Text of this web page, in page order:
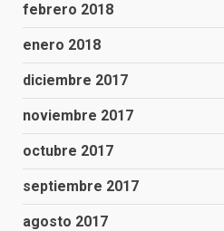
febrero 2018
enero 2018
diciembre 2017
noviembre 2017
octubre 2017
septiembre 2017
agosto 2017